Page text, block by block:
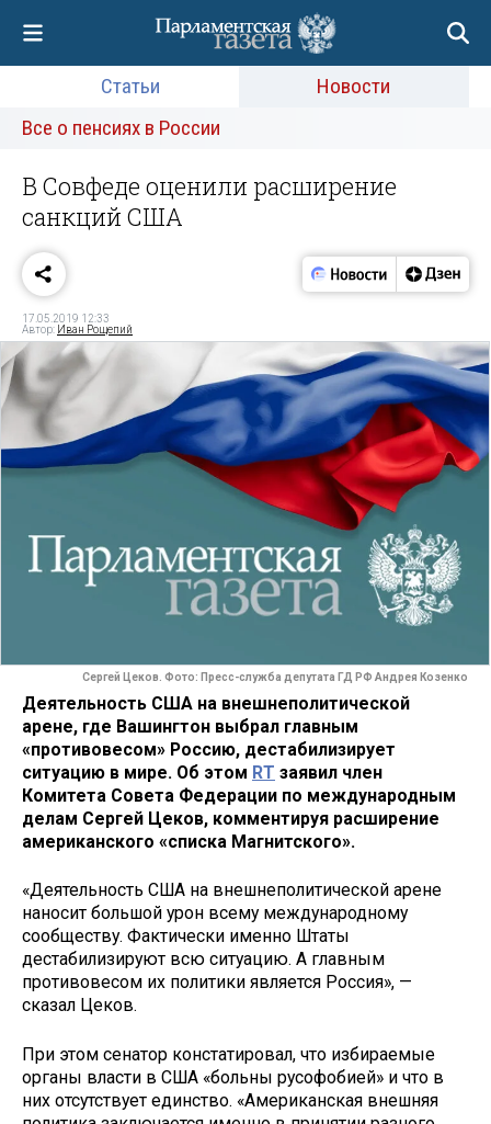
Статьи
Новости
Все о пенсиях в России
В Совфеде оценили расширение
санкций США
17.05.2019 12:33
Автор: Иван Рощепий
Сергей Цеков. Фото: Пресс-служба депутата ГД РФ Андрея Козенко
Деятельность США на внешнеполитической
арене, где Вашингтон выбрал главным
«противовесом» Россию, дестабилизирует
ситуацию в мире. Об этом RT заявил член
Комитета Совета Федерации по международным
делам Сергей Цеков, комментируя расширение
американского «списка Магнитского».
«Деятельность США на внешнеполитической арене
наносит большой урон всему международному
сообществу. Фактически именно Штаты
дестабилизируют всю ситуацию. А главным
противовесом их политики является Россия», —
сказал Цеков.
При этом сенатор констатировал, что избираемые
органы власти в США «больны русофобией» и что в
них отсутствует единство. «Американская внешняя